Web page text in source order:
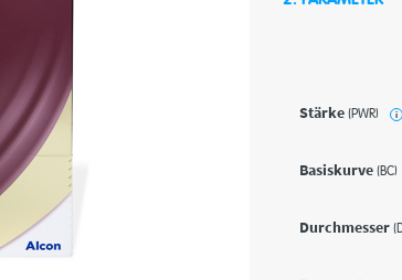
Stärke(PWR) i
Basiskurve(BC)
Durchmesser